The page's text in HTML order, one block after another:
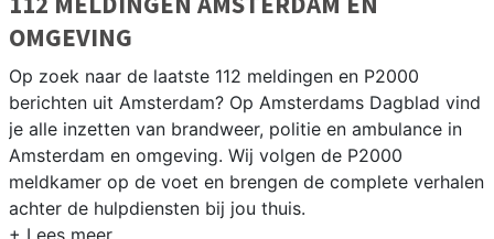
OMGEVING
Op zoek naar de laatste 112 meldingen en P2000
berichten uit Amsterdam? Op Amsterdams Dagblad vind
je alle inzetten van brandweer, politie en ambulance in
Amsterdam en omgeving. Wij volgen de P2000
meldkamer op de voet en brengen de complete verhalen
achter de hulpdiensten bij jou thuis.